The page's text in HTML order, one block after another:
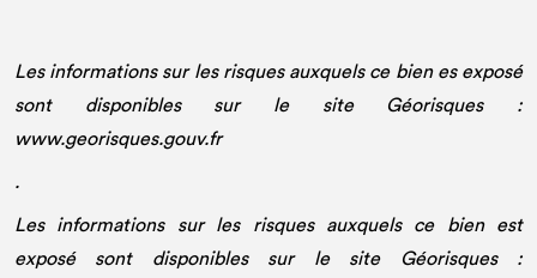
Les informations sur les risques auxquels ce bien es exposé
sont disponibles sur le site Géorisques :
www.georisques.gouv.fr
.
Les informations sur les risques auxquels ce bien est
exposé sont disponibles sur le site Géorisques :